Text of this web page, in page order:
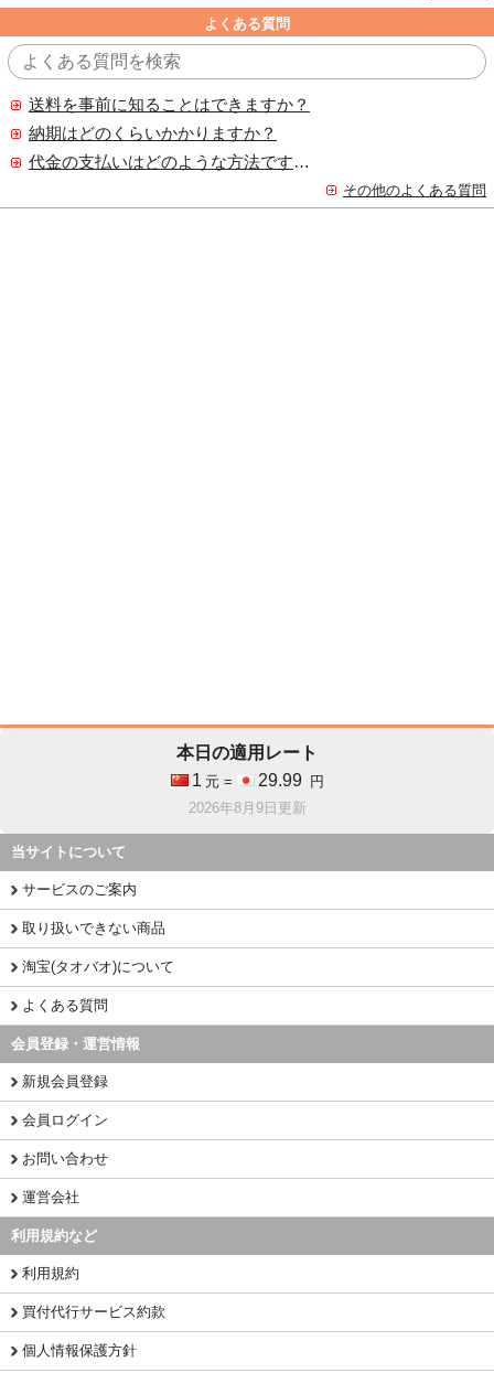
よくある質問
送料を事前に知ることはできますか？
納期はどのくらいかかりますか？
代金の支払いはどのような方法ですか？
その他のよくある質問
本日の適用レート
1 元 = 29.99
円
2026年8月9日更新
当サイトについて
サービスのご案内
取り扱いできない商品
淘宝(タオバオ)について
よくある質問
会員登録・運営情報
新規会員登録
会員ログイン
お問い合わせ
運営会社
利用規約など
利用規約
買付代行サービス約款
個人情報保護方針